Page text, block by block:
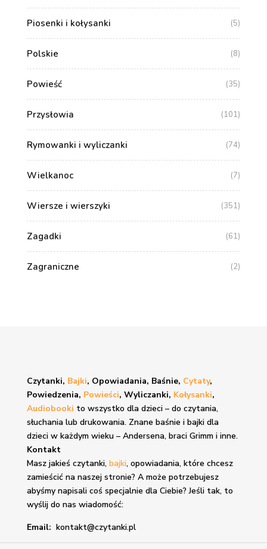
Piosenki i kołysanki (5)
Polskie (8)
Powieść (35)
Przysłowia (101)
Rymowanki i wyliczanki (74)
Wielkanoc (7)
Wiersze i wierszyki (351)
Zagadki (61)
Zagraniczne (2)
Czytanki, Bajki, Opowiadania, Baśnie, Cytaty,
Powiedzenia, Powieści, Wyliczanki, Kołysanki,
Audiobooki to wszystko dla dzieci – do czytania,
słuchania lub drukowania. Znane baśnie i bajkidla
dzieci w każdym wieku – Andersena, braci Grimm i inne.
Kontakt
Masz jakieś czytanki, bajki, opowiadania, które chcesz
zamieścić na naszej stronie? A może potrzebujesz
abyśmy napisali coś specjalnie dla Ciebie? Jeśli tak, to
wyślij do nas wiadomość:
Email: kontakt@czytanki.pl